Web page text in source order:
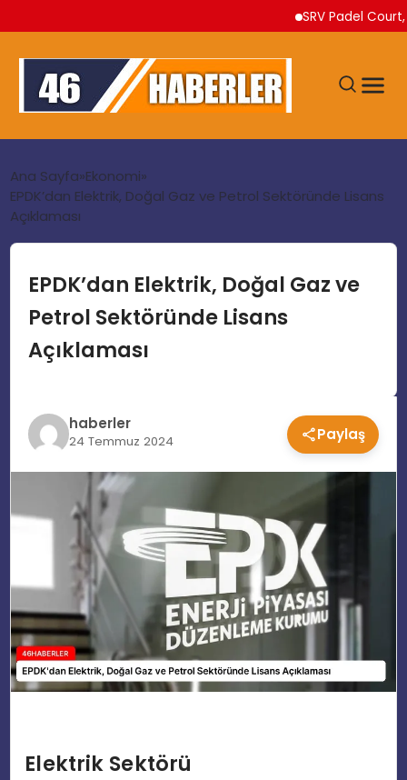
SRV Padel Court,
GÜNDEM
EKONOMI
SIYASET
EĞITIM
Ana Sayfa Ekonomi
EPDK’dan Elektrik, Doğal Gaz ve Petrol Sektöründe Lisans
Açıklaması
EPDK’dan Elektrik, Doğal Gaz ve
Petrol Sektöründe Lisans
Açıklaması
haberler
24 Temmuz 2024 Paylaş
Elektrik Sektörü